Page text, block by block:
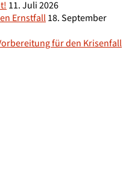
11. Juli 2026
Ernstfall18. September
für den Krisenfall